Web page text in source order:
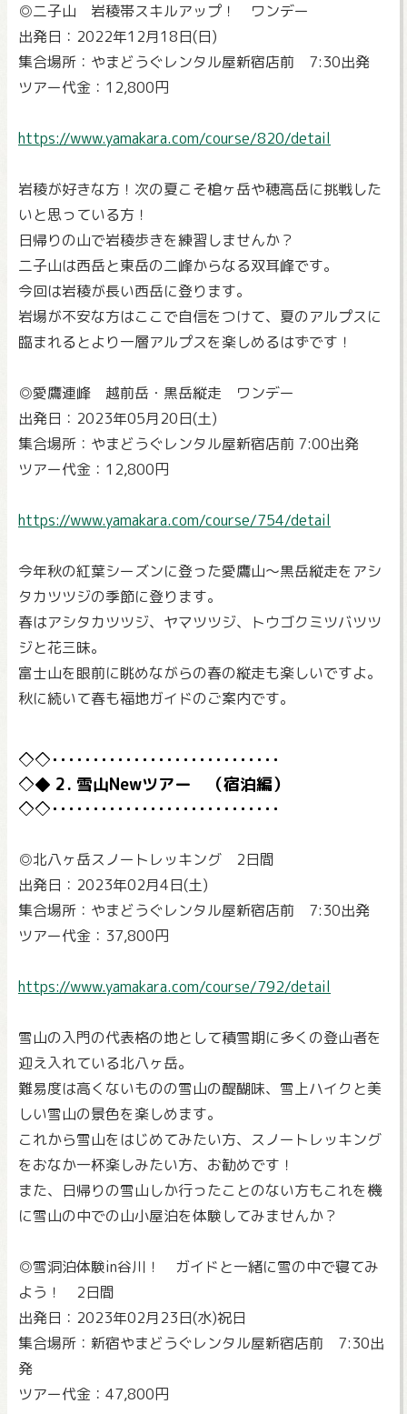
◎二子山 岩稜帯スキルアップ！ ワンデー
出発日：2022年12月18日(日)
集合場所：やまどうぐレンタル屋新宿店前 7:30出発
ツアー代金：12,800円
https://www.yamakara.com/course/820/detail
岩稜が好きな方！次の夏こそ槍ヶ岳や穂高岳に挑戦した
いと思っている方！
日帰りの山で岩稜歩きを練習しませんか？
二子山は西岳と東岳の二峰からなる双耳峰です。
今回は岩稜が長い西岳に登ります。
岩場が不安な方はここで自信をつけて、夏のアルプスに
臨まれるとより一層アルプスを楽しめるはずです！
◎愛鷹連峰 越前岳・黒岳縦走 ワンデー
出発日：2023年05月20日(土)
集合場所：やまどうぐレンタル屋新宿店前 7:00出発
ツアー代金：12,800円
https://www.yamakara.com/course/754/detail
今年秋の紅葉シーズンに登った愛鷹山～黒岳縦走をアシ
タカツツジの季節に登ります。
春はアシタカツツジ、ヤマツツジ、トウゴクミツバツツ
ジと花三昧。
富士山を眼前に眺めながらの春の縦走も楽しいですよ。
秋に続いて春も福地ガイドのご案内です。
2. 雪山Newツアー （宿泊編）
◎北八ヶ岳スノートレッキング 2日間
出発日：2023年02月4日(土)
集合場所：やまどうぐレンタル屋新宿店前 7:30出発
ツアー代金：37,800円
https://www.yamakara.com/course/792/detail
雪山の入門の代表格の地として積雪期に多くの登山者を
迎え入れている北八ヶ岳。
難易度は高くないものの雪山の醍醐味、雪上ハイクと美
しい雪山の景色を楽しめます。
これから雪山をはじめてみたい方、スノートレッキング
をおなか一杯楽しみたい方、お勧めです！
また、日帰りの雪山しか行ったことのない方もこれを機
に雪山の中での山小屋泊を体験してみませんか？
◎雪洞泊体験in谷川！ ガイドと一緒に雪の中で寝てみ
よう！ 2日間
出発日：2023年02月23日(水)祝日
集合場所：新宿やまどうぐレンタル屋新宿店前 7:30出
発
ツアー代金：47,800円